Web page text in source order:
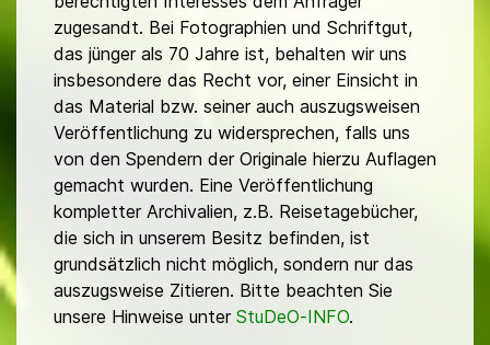
zugesandt. Bei Fotographien und Schriftgut,
das jünger als 70 Jahre ist, behalten wir uns
insbesondere das Recht vor, einer Einsicht in
das Material bzw. seiner auch auszugsweisen
Veröffentlichung zu widersprechen, falls uns
von den Spendern der Originale hierzu Auflagen
gemacht wurden. Eine Veröffentlichung
kompletter Archivalien, z.B. Reisetagebücher,
die sich in unserem Besitz befinden, ist
grundsätzlich nicht möglich, sondern nur das
auszugsweise Zitieren. Bitte beachten Sie
unsere Hinweise unter StuDeO-INFO.